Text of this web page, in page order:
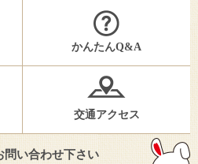
かんたんQ&A
交通アクセス
問い合わせ下さい